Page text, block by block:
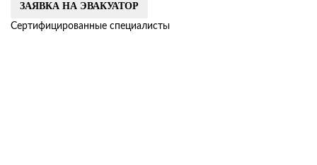
ЗАЯВКА НА ЭВАКУАТОР
Сертифицированные специалисты